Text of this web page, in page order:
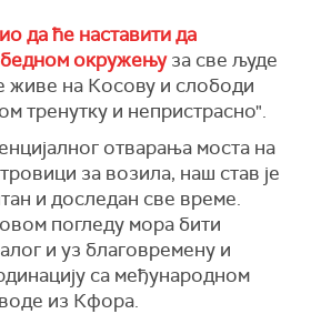
да ће наставити да
окружењуза све људе
живе на Косову и слободи
тренутку и непристрасно".
отварања моста на
за возила, наш став је
и доследан све време.
погледу мора бити
и уз благовремену и
са међународном
из Кфора.